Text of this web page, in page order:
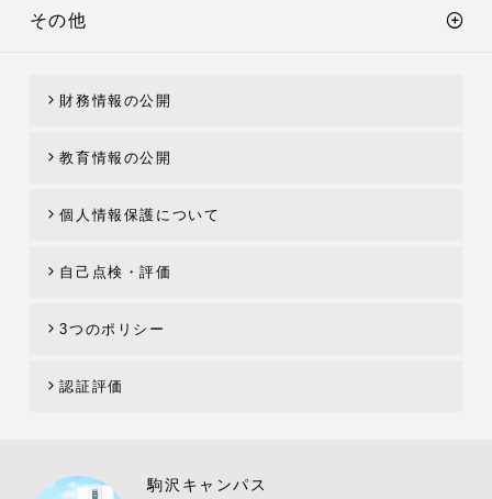
その他
財務情報の公開
教育情報の公開
個人情報保護について
自己点検・評価
3つのポリシー
認証評価
駒沢キャンパス